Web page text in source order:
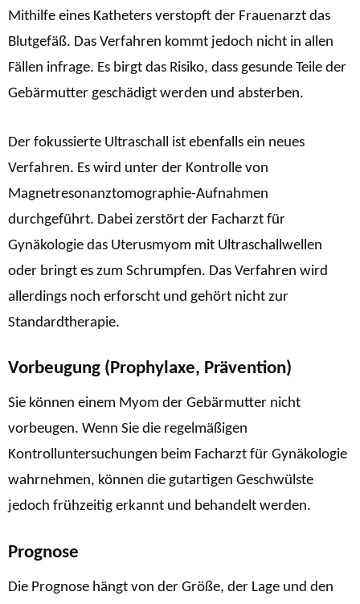
Mithilfe eines Katheters verstopft der Frauenarzt das
Blutgefäß. Das Verfahren kommt jedoch nicht in allen
Fällen infrage. Es birgt das Risiko, dass gesunde Teile der
Gebärmutter geschädigt werden und absterben.
Der fokussierte Ultraschall ist ebenfalls ein neues
Verfahren. Es wird unter der Kontrolle von
Magnetresonanztomographie-Aufnahmen
durchgeführt. Dabei zerstört der Facharzt für
Gynäkologie das Uterusmyom mit Ultraschallwellen
oder bringt es zum Schrumpfen. Das Verfahren wird
allerdings noch erforscht und gehört nicht zur
Standardtherapie.
Vorbeugung (Prophylaxe, Prävention)
Sie können einem Myom der Gebärmutter nicht
vorbeugen. Wenn Sie die regelmäßigen
Kontrolluntersuchungen beim Facharzt für Gynäkologie
wahrnehmen, können die gutartigen Geschwülste
jedoch frühzeitig erkannt und behandelt werden.
Prognose
Die Prognose hängt von der Größe, der Lage und den